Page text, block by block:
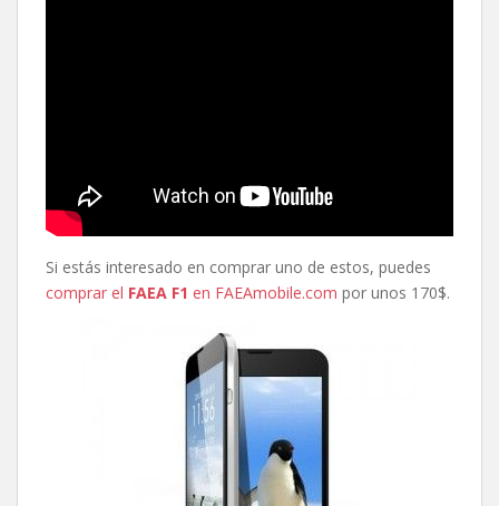
Si estás interesado en comprar uno de estos, puedes
comprar el FAEA F1 en FAEAmobile.com por unos 170$.